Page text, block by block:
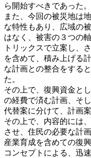
ら開始すべきであった。
また、今回の被災地は
な特性もあり、広域の
はなく、被害の３つの
トリックスで立案し、
を含めて、積み上げる
な計画との整合をする
た。
その上で、復興資金と
の経費で済む計画、そ
代替案に分けて、計画
その上で、内容的には
させ、住民の必要な計
産業育成を含めての復
コンセプトによる、迅